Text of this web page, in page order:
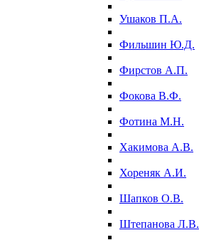
Ушаков П.А.
Фильшин Ю.Д.
Фирстов А.П.
Фокова В.Ф.
Фотина М.Н.
Хакимова А.В.
Хореняк А.И.
Шапков О.В.
Штепанова Л.В.